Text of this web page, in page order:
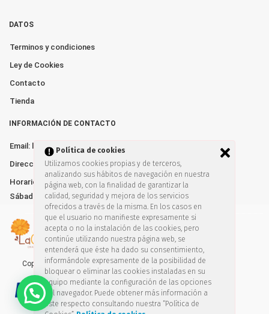
DATOS
Terminos y condiciones
Ley de Cookies
Contacto
Tienda
INFORMACIÓN DE CONTACTO
Email: lacalendulatienda@gmail.com
Dirección: Av. de España nº10. Algeciras 11205
Horarios: Lunes a Viernes de 10:00–13:30 y 17:00–20:30
Sábados de 10:00-14:00
Copyright © 2019. Todos los derechos reservados
Política de cookies
Utilizamos cookies propias y de terceros,
analizando sus hábitos de navegación en nuestra
página web, con la finalidad de garantizar la
calidad, seguridad y mejora de los servicios
ofrecidos a través de la misma. En los casos en
que el usuario no manifieste expresamente si
acepta o no la instalación de las cookies, pero
continúe utilizando nuestra página web, se
entenderá que éste ha dado su consentimiento,
informándole expresamente de la posibilidad de
bloquear o eliminar las cookies instaladas en su
equipo mediante la configuración de las opciones
del navegador. Puede obtener más información a
este respecto consultando nuestra “Política de